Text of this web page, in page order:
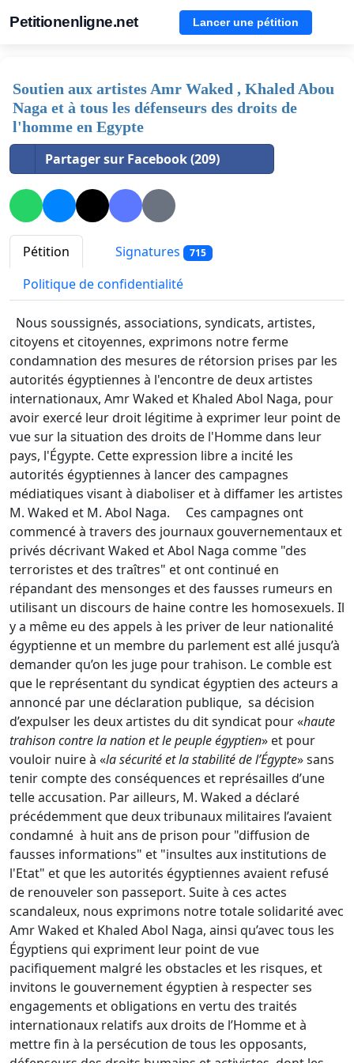
Petitionenligne.net Lancer une pétition
Soutien aux artistes Amr Waked , Khaled Abou
Naga et à tous les défenseurs des droits de
l'homme en Egypte
Partager sur Facebook (209)
Pétition Signatures 715
Politique de confidentialité
Nous soussignés, associations, syndicats, artistes,
citoyens et citoyennes, exprimons notre ferme
condamnation des mesures de rétorsion prises par les
autorités égyptiennes à l'encontre de deux artistes
internationaux, Amr Waked et Khaled Abol Naga, pour
avoir exercé leur droit légitime à exprimer leur point de
vue sur la situation des droits de l'Homme dans leur
pays, l'Égypte. Cette expression libre a incité les
autorités égyptiennes à lancer des campagnes
médiatiques visant à diaboliser et à diffamer les artistes
M. Waked et M. Abol Naga. Ces campagnes ont
commencé à travers des journaux gouvernementaux et
privés décrivant Waked et Abol Naga comme "des
terroristes et des traîtres" et ont continué en
répandant des mensonges et des fausses rumeurs en
utilisant un discours de haine contre les homosexuels. Il
y a même eu des appels à les priver de leur nationalité
égyptienne et un membre du parlement est allé jusqu’à
demander qu’on les juge pour trahison. Le comble est
que le représentant du syndicat égyptien des acteurs a
annoncé par une déclaration publique, sa décision
d’expulser les deux artistes du dit syndicat pour «haute
trahison contre la nation et le peuple égyptien» et pour
vouloir nuire à «la sécurité et la stabilité de l’Égypte» sans
tenir compte des conséquences et représailles d’une
telle accusation. Par ailleurs, M. Waked a déclaré
précédemment que deux tribunaux militaires l’avaient
condamné à huit ans de prison pour "diffusion de
fausses informations" et "insultes aux institutions de
l'Etat" et que les autorités égyptiennes avaient refusé
de renouveler son passeport. Suite à ces actes
scandaleux, nous exprimons notre totale solidarité avec
Amr Waked et Khaled Abol Naga, ainsi qu’avec tous les
Égyptiens qui expriment leur point de vue
pacifiquement malgré les obstacles et les risques, et
invitons le gouvernement égyptien à respecter ses
engagements et obligations en vertu des traités
internationaux relatifs aux droits de l’Homme et à
mettre fin à la persécution de tous les opposants,